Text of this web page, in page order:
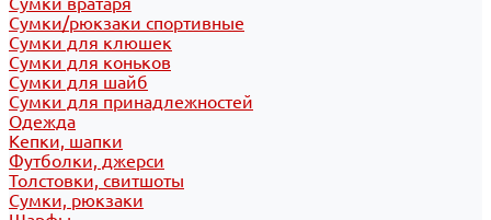
Сумки/рюкзаки спортивные
Сумки для клюшек
Сумки для коньков
Сумки для шайб
Сумки для принадлежностей
Одежда
Кепки, шапки
Футболки, джерси
Толстовки, свитшоты
Сумки, рюкзаки